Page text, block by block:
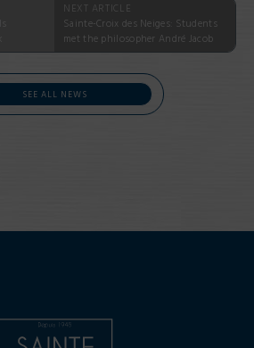
NEXT ARTICLE
Sainte-Croix des Neiges: Students
met the philosopher André Jacob
SEE ALL NEWS